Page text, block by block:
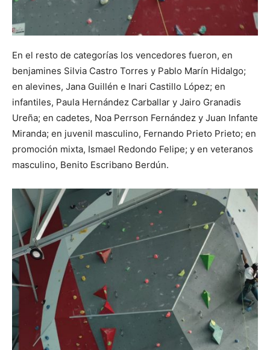
En el resto de categorías los vencedores fueron, en
benjamines Silvia Castro Torres y Pablo Marín Hidalgo;
en alevines, Jana Guillén e Inari Castillo López; en
infantiles, Paula Hernández Carballar y Jairo Granadis
Ureña; en cadetes, Noa Perrson Fernández y Juan Infante
Miranda; en juvenil masculino, Fernando Prieto Prieto; en
promoción mixta, Ismael Redondo Felipe; y en veteranos
masculino, Benito Escribano Berdún.